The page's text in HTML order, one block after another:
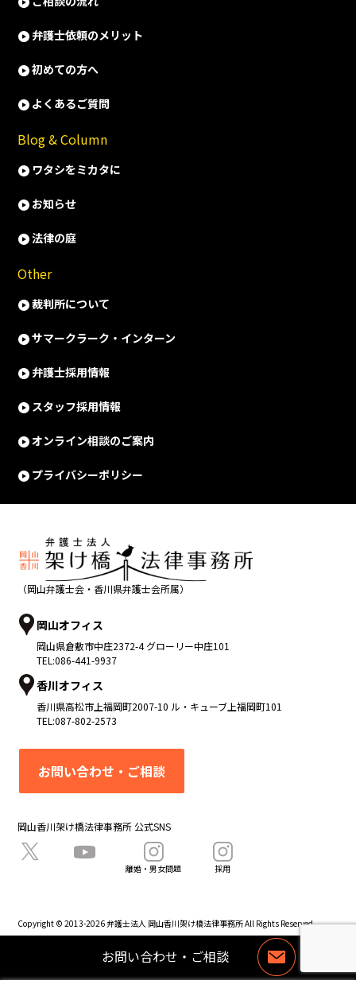
弁護士依頼のメリット
初めての方へ
よくあるご質問
Blog & Column
ワタシをミカタに
お知らせ
法律の庭
Other
裁判所について
サマークラーク・インターン
弁護士採用情報
スタッフ採用情報
オンライン相談のご案内
プライバシーポリシー
（岡山弁護士会・香川県弁護士会所属）
岡山オフィス
岡山県倉敷市中庄2372-4 グローリー中庄101
TEL:086-441-9937
香川オフィス
香川県高松市上福岡町2007-10 ル・キューブ上福岡町101
TEL:087-802-2573
お問い合わせ・ご相談
岡山香川架け橋法律事務所 公式SNS
離婚・男女問題 採用
Copyright © 2013-2026 弁護士法人 岡山香川架け橋法律事務所 All Rights Reserved.
お問い合わせ・ご相談
お
問